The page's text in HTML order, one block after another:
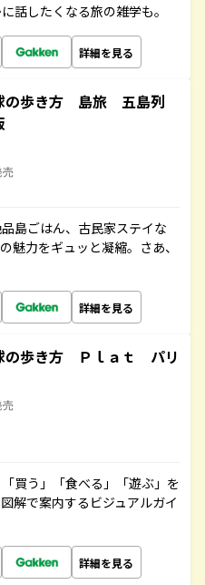
話したくなる旅の雑学も。
詳細を見る
の歩き方 島旅 五島列
売
島ごはん、古民家ステイな
魅力をギュッと凝縮。さあ、
詳細を見る
歩き方 Ｐｌａｔ パリ
売
買う」「食べる」「遊ぶ」を
解で案内するビジュアルガイ
詳細を見る